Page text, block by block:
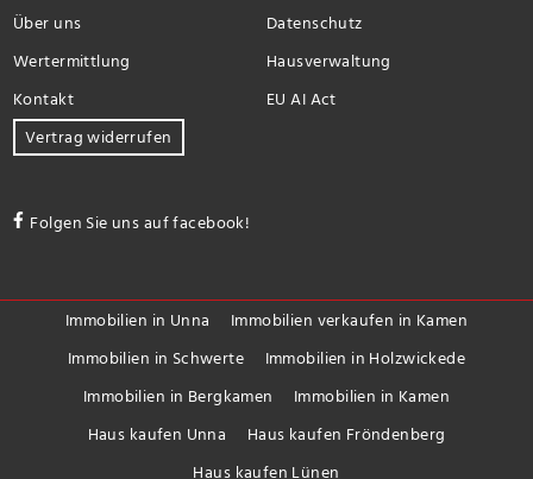
Über uns
Datenschutz
Wertermittlung
Hausverwaltung
Kontakt
EU AI Act
Vertrag widerrufen
Folgen Sie uns auf facebook!
Immobilien in Unna
Immobilien verkaufen in Kamen
Immobilien in Schwerte
Immobilien in Holzwickede
Immobilien in Bergkamen
Immobilien in Kamen
Haus kaufen Unna
Haus kaufen Fröndenberg
Haus kaufen Lünen